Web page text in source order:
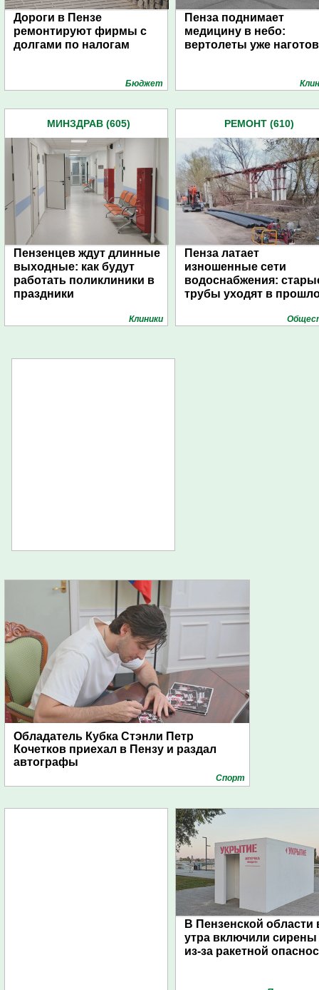
Дороги в Пензе
ремонтируют фирмы с
долгами по налогам
Бюджет
Пенза поднимает
медицину в небо:
вертолеты уже
МИНЗДРАВ (605)
Пензенцев ждут длинные
выходные: как будут
работать поликлиники в
праздники
Клиники
РЕМОНТ (610)
Пенза латает
изношенные сети
водоснабжения:
трубы уходят в
Обладатель Кубка Стэнли Петр
Кочетков приехал в Пензу и раздал
автографы
Спорт
В Пензенской области
утра включили сирены
из-за ракетной